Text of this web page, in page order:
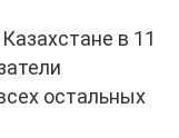
в 11
остальных